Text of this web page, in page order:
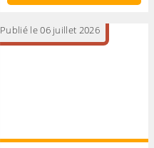
Publié le 06 juillet 2026